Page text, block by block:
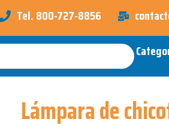
Tel. 800-727-8856
Lámpara de